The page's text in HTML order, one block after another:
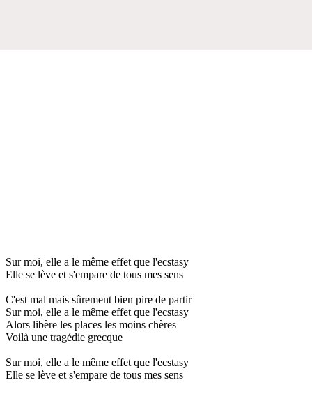
Sur moi, elle a le même effet que l'ecstasy
Elle se lève et s'empare de tous mes sens
C'est mal mais sûrement bien pire de partir
Sur moi, elle a le même effet que l'ecstasy
Alors libère les places les moins chères
Voilà une tragédie grecque
Sur moi, elle a le même effet que l'ecstasy
Elle se lève et s'empare de tous mes sens